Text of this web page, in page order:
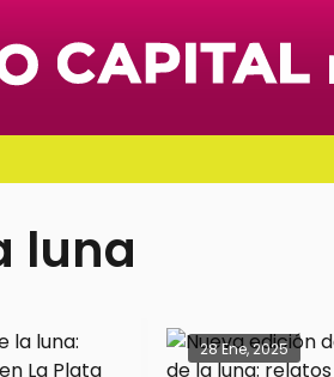
luna
28 Ene, 2025